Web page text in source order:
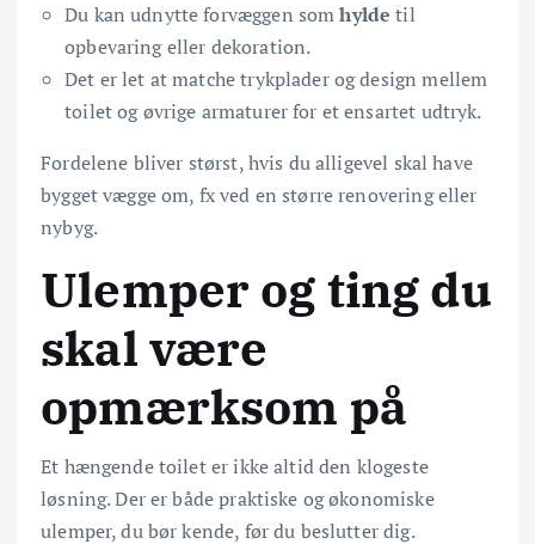
Du kan udnytte forvæggen somhylde til
opbevaring eller dekoration.
Det er let at matche trykplader og design mellem
toilet og øvrige armaturer for et ensartet udtryk.
Fordelene bliver størst, hvis du alligevel skal have
bygget vægge om, fx ved en større renovering eller
nybyg.
Ulemper og ting du
skal være
opmærksom på
Et hængende toilet er ikke altid den klogeste
løsning. Der er både praktiske og økonomiske
ulemper, du bør kende, før du beslutter dig.